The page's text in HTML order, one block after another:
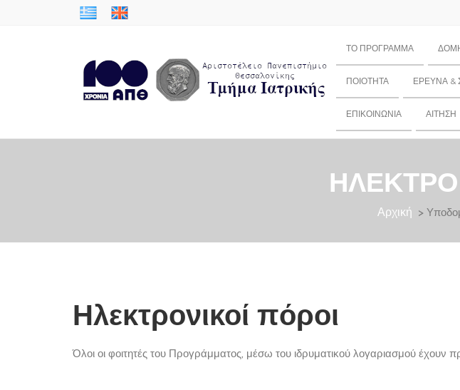
ΤΟ ΠΡΌΓΡΑΜΜΑ
ΠΟΙΌΤΗΤΑ ΈΡΕΥΝΑ &
ΕΠΙΚΟΙΝΩΝΊΑ ΑΊΤΗΣΗ
Αρχική >
Ηλεκτρονικοί πόροι
Όλοι οι φοιτητές του Προγράμματος, μέσω του ιδρυματικού λογαριασμού έχουν